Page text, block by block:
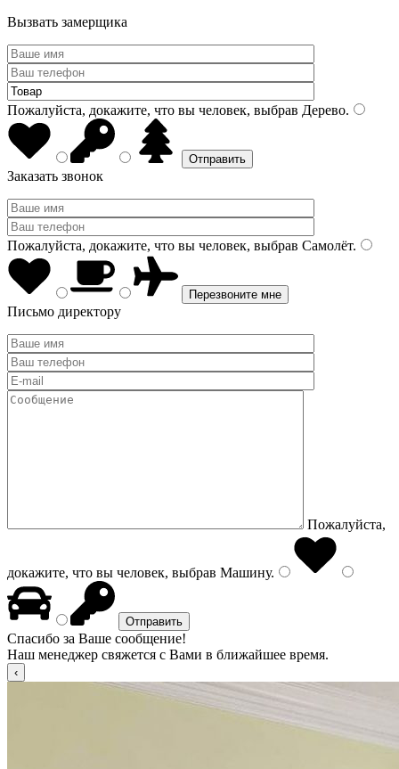
Вызвать замерщика
Пожалуйста, докажите, что вы человек, выбрав Дерево.
Заказать звонок
Пожалуйста, докажите, что вы человек, выбрав Самолёт.
Письмо директору
Пожалуйста,
докажите, что вы человек, выбрав Машину.
Спасибо за Ваше сообщение!
Наш менеджер свяжется с Вами в ближайшее время.